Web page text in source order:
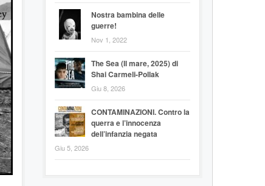
Nostra bambina delle
guerre!
Nov 1, 2022
The Sea (Il mare, 2025) di
Shai Carmeli-Pollak
Giu 8, 2026
CONTAMINAZIONI. Contro la
querra e l’innocenza
dell’infanzia negata
Giu 5, 2026